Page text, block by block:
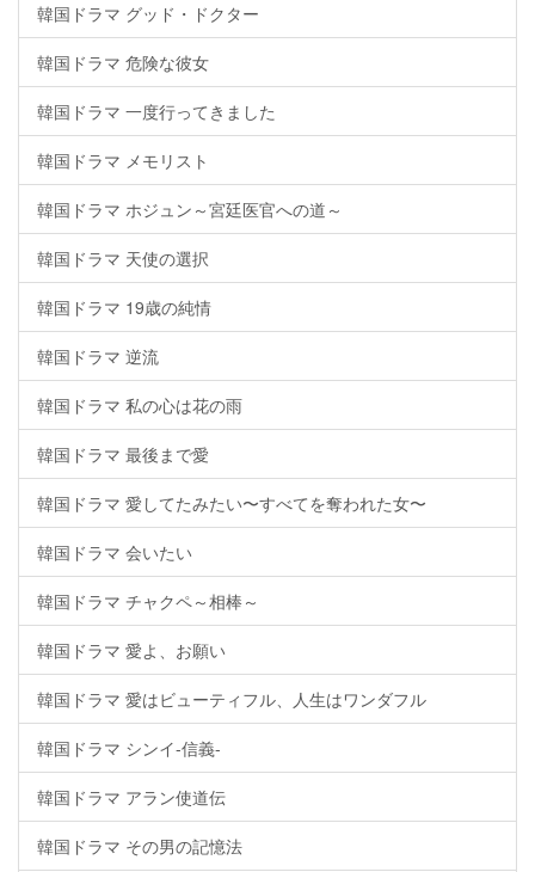
韓国ドラマ グッド・ドクター
韓国ドラマ 危険な彼女
韓国ドラマ 一度行ってきました
韓国ドラマ メモリスト
韓国ドラマ ホジュン～宮廷医官への道～
韓国ドラマ 天使の選択
韓国ドラマ 19歳の純情
韓国ドラマ 逆流
韓国ドラマ 私の心は花の雨
韓国ドラマ 最後まで愛
韓国ドラマ 愛してたみたい〜すべてを奪われた女〜
韓国ドラマ 会いたい
韓国ドラマ チャクペ～相棒～
韓国ドラマ 愛よ、お願い
韓国ドラマ 愛はビューティフル、人生はワンダフル
韓国ドラマ シンイ-信義-
韓国ドラマ アラン使道伝
韓国ドラマ その男の記憶法